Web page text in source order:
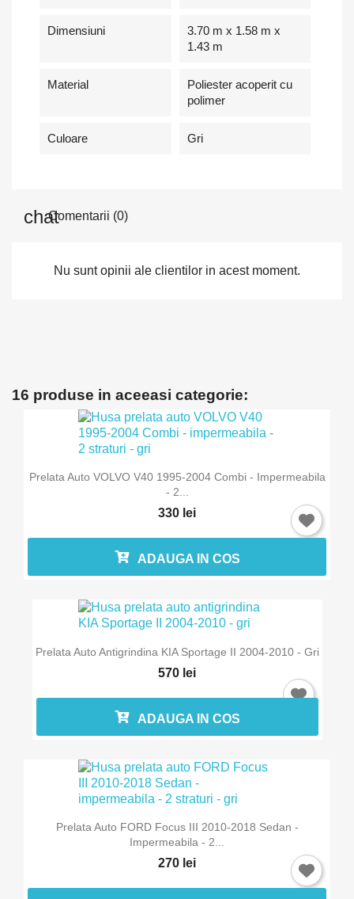
Dimensiuni
3.70 m x 1.58 m x
1.43 m
Material
Poliester acoperit cu
polimer
Culoare Gri
Comentarii (0)
Nu sunt opinii ale clientilor in acest moment.
16 produse in aceeasi categorie:
Prelata Auto VOLVO V40 1995-2004 Combi - Impermeabila
- 2...
330 lei
ADAUGA IN COS
Prelata Auto Antigrindina KIA Sportage II 2004-2010 - Gri
570 lei
ADAUGA IN COS
Prelata Auto FORD Focus III 2010-2018 Sedan -
Impermeabila - 2...
270 lei